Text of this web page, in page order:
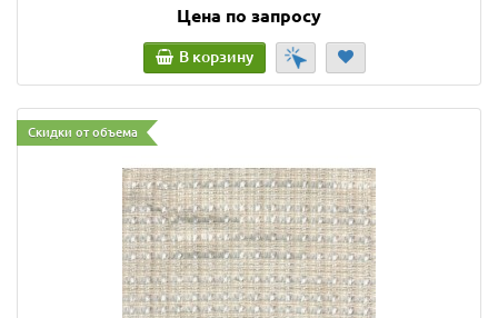
Цена по запросу
В корзину
Скидки от объема